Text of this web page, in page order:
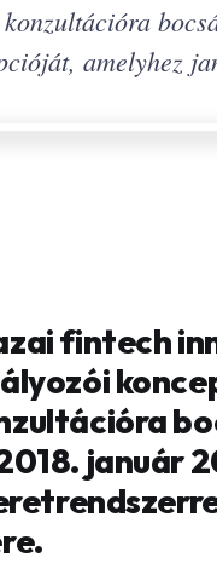
amelyhez
fintech
január